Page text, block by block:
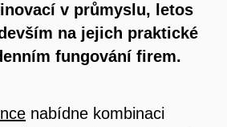
v průmyslu, letos
na jejich praktické
fungování firem.
nabídne kombinaci